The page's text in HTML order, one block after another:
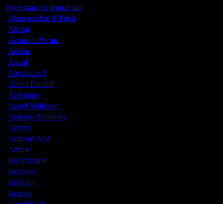
Мужская парфюмерия
Abercrombie & Fitch
Abraaj
Acqua di Parma
Adidas
Ajmal
Alexandre.J
Alfred Dunhill
Amouage
Angel Schlesser
Antonio Banderas
Aramis
Armand Basi
Azzaro
Baldessarini
Baldinini
Bellagio
Bentley